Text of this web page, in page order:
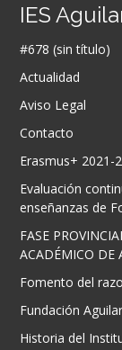
IES
#678 (sin título)
Actualidad
Aviso Legal
Contacto
Erasmus+ 2021-
Evaluación
enseñanzas de
FASE
ACADÉMICO DE
Fomento del
Fundación
Historia del